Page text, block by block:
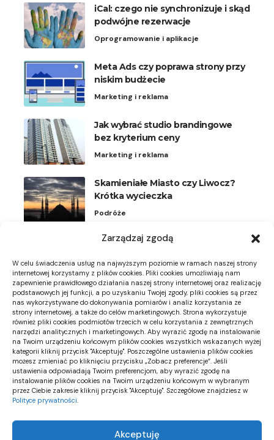
Zarządzaj zgodą
W celu świadczenia usług na najwyższym poziomie w ramach naszej strony
internetowej korzystamy z plików cookies. Pliki cookies umożliwiają nam
zapewnienie prawidłowego działania naszej strony internetowej oraz realizację
podstawowych jej funkcji, a po uzyskaniu Twojej zgody, pliki cookies są przez
nas wykorzystywane do dokonywania pomiarów i analiz korzystania ze
strony internetowej, a także do celów marketingowych. Strona wykorzystuje
również pliki cookies podmiotów trzecich w celu korzystania z zewnętrznych
narzędzi analitycznych i marketingowych. Aby wyrazić zgodę na instalowanie
na Twoim urządzeniu końcowym plików cookies wszystkich wskazanych wyżej
kategorii kliknij przycisk "Akceptuję". Poszczególne ustawienia plików cookies
możesz zmieniać po kliknięciu przycisku „Zobacz preferencje”. Jeśli
ustawienia odpowiadają Twoim preferencjom, aby wyrazić zgodę na
instalowanie plików cookies na Twoim urządzeniu końcowym w wybranym
przez Ciebie zakresie kliknij przycisk "Akceptuję". Szczegółowe znajdziesz w
Polityce prywatności.
Akceptuję
iCal: czego nie synchronizuje i skąd
podwójne rezerwacje
Oprogramowanie i aplikacje
Meta Ads czy poprawa strony przy
niskim budżecie
Marketing i reklama
Jak wybrać studio brandingowe
bez kryterium ceny
Marketing i reklama
Skamieniałe Miasto czy Liwocz?
Krótka wycieczka
Podróże
Plisy na okna uchylne: kiedy
Meble i dekoracje
Zdjęcie miejsca montażu neonu: co
powinno pokazywać
Dekoracje DIY
TopCityNews
Dowiedz się o nowinkach w twojej okolicy i na świecie